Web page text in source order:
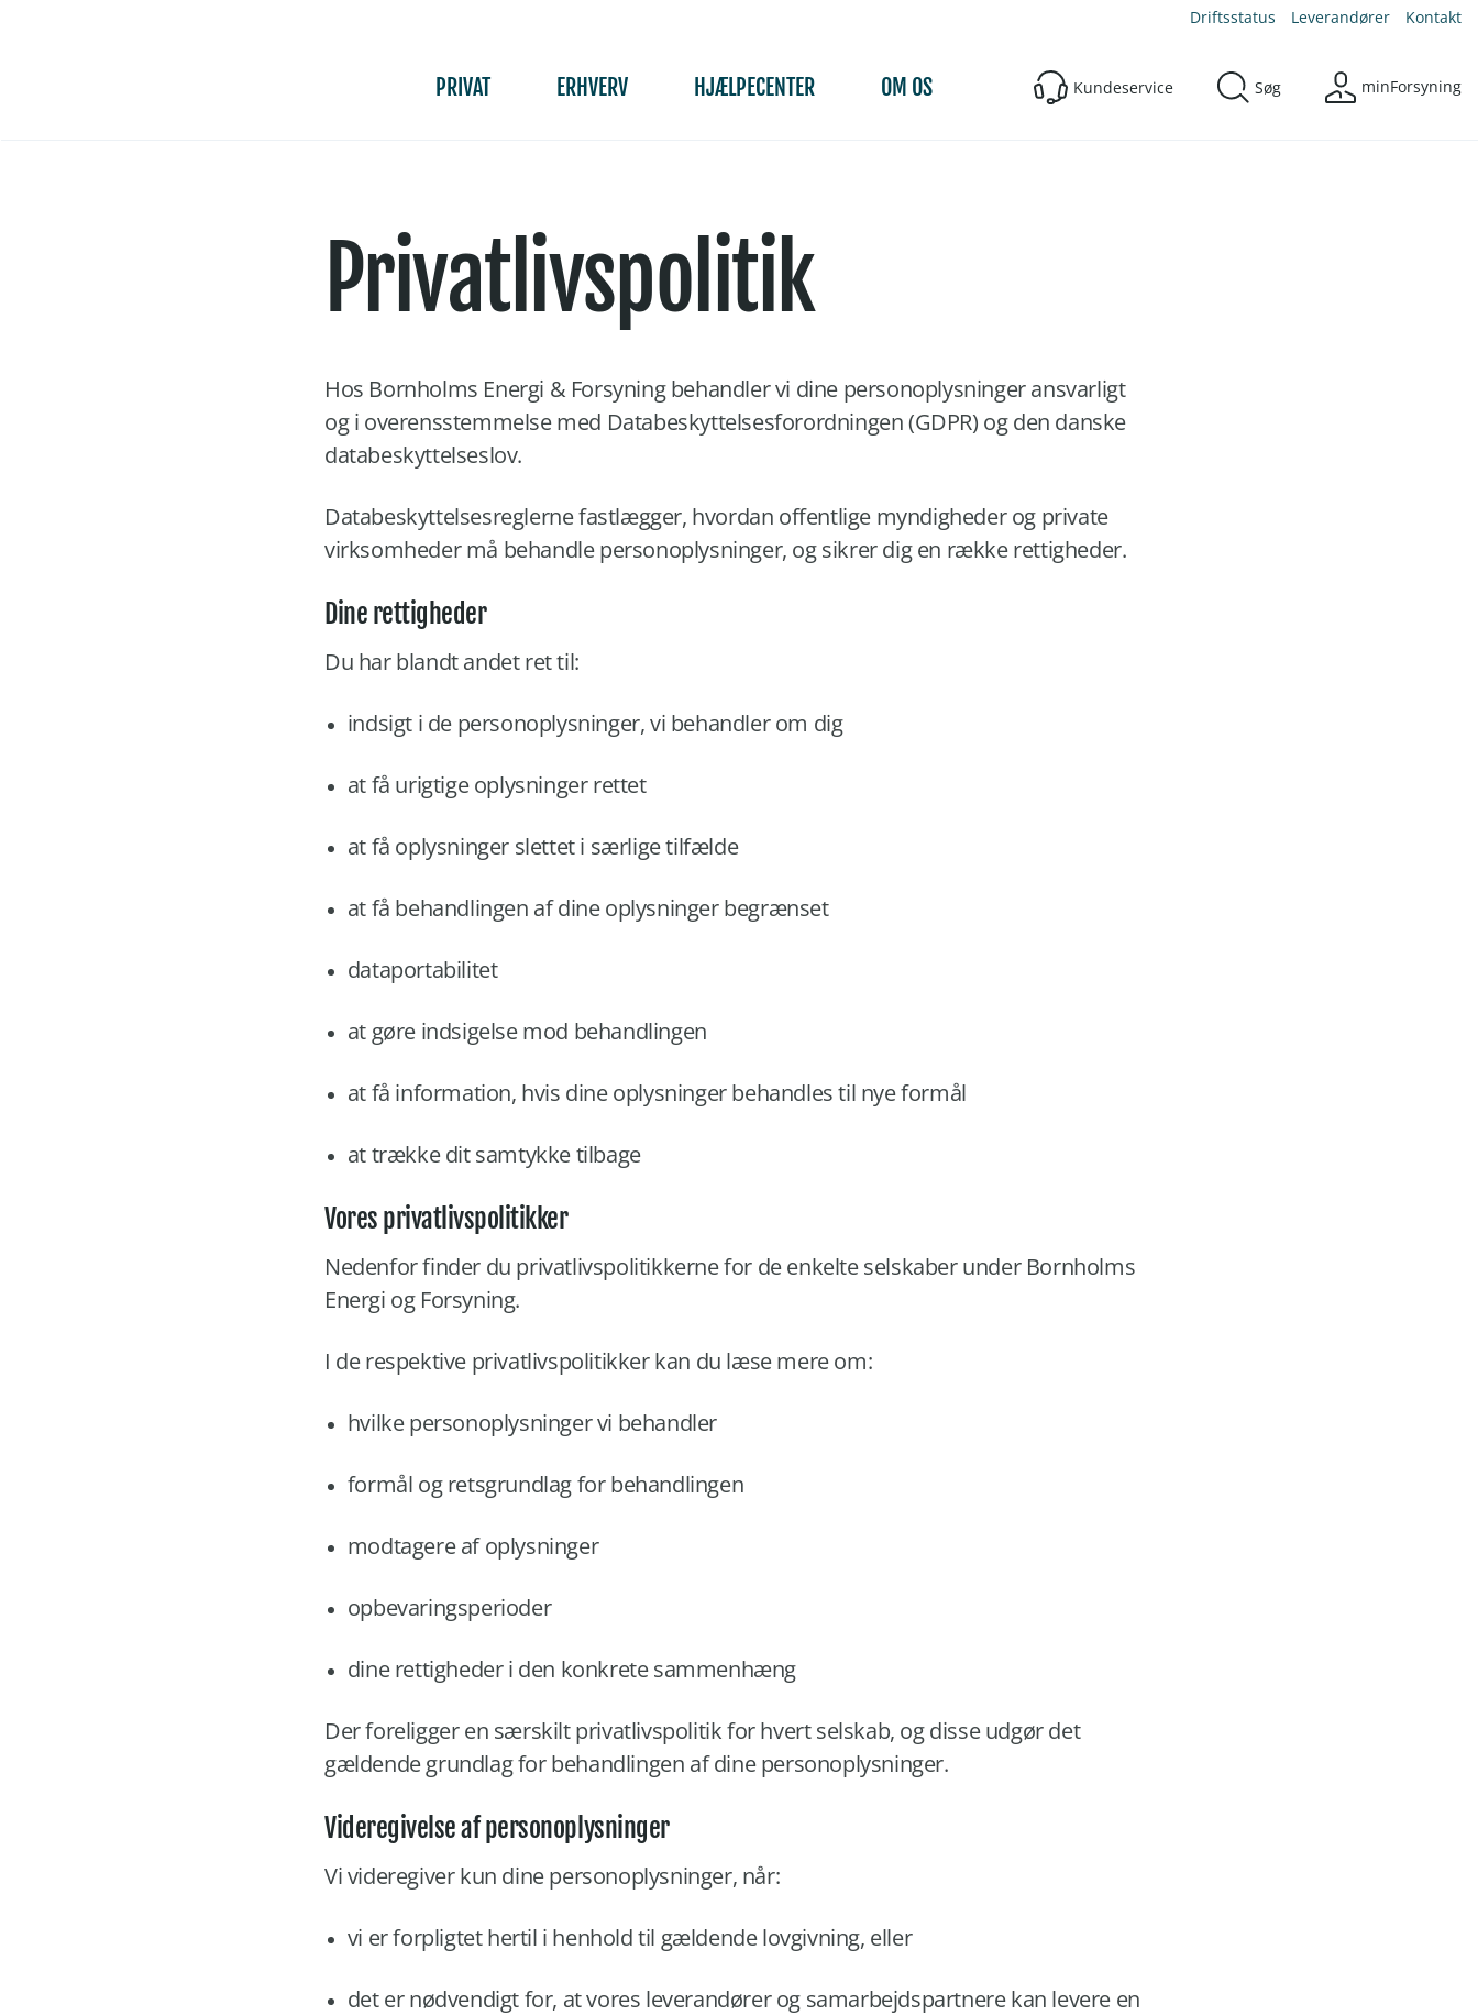
Driftsstatus Leverandører Kontakt
PRIVAT ERHVERV HJÆLPECENTER OM OS Kundeservice Søg minForsyning
Privatlivspolitik
Hos Bornholms Energi & Forsyning behandler vi dine personoplysninger ansvarligt
og i overensstemmelse med Databeskyttelsesforordningen (GDPR) og den danske
databeskyttelseslov.
Databeskyttelsesreglerne fastlægger, hvordan offentlige myndigheder og private
virksomheder må behandle personoplysninger, og sikrer dig en række rettigheder.
Dine rettigheder
Du har blandt andet ret til:
indsigt i de personoplysninger, vi behandler om dig
at få urigtige oplysninger rettet
at få oplysninger slettet i særlige tilfælde
at få behandlingen af dine oplysninger begrænset
dataportabilitet
at gøre indsigelse mod behandlingen
at få information, hvis dine oplysninger behandles til nye formål
at trække dit samtykke tilbage
Vores privatlivspolitikker
Nedenfor finder du privatlivspolitikkerne for de enkelte selskaber under Bornholms
Energi og Forsyning.
I de respektive privatlivspolitikker kan du læse mere om:
hvilke personoplysninger vi behandler
formål og retsgrundlag for behandlingen
modtagere af oplysninger
opbevaringsperioder
dine rettigheder i den konkrete sammenhæng
Der foreligger en særskilt privatlivspolitik for hvert selskab, og disse udgør det
gældende grundlag for behandlingen af dine personoplysninger.
Videregivelse af personoplysninger
Vi videregiver kun dine personoplysninger, når:
vi er forpligtet hertil i henhold til gældende lovgivning, eller
det er nødvendigt for, at vores leverandører og samarbejdspartnere kan levere en